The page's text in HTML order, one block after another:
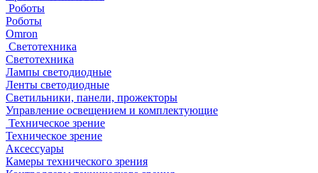
Роботы
Роботы
Omron
Светотехника
Светотехника
Лампы светодиодные
Ленты светодиодные
Светильники, панели, прожекторы
Управление освещением и комплектующие
Техническое зрение
Техническое зрение
Аксессуары
Камеры технического зрения